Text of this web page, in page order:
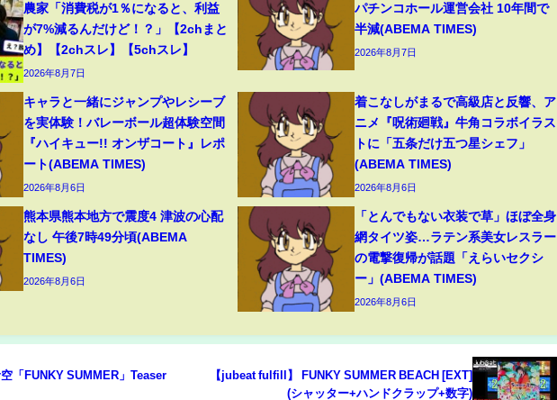
農家「消費税が1％になると、利益
が7%減るんだけど！？」【2chまと
め】【2chスレ】【5chスレ】
2026年8月7日
パチンコホール運営会社 10年間で
半減(ABEMA TIMES)
2026年8月7日
キャラと一緒にジャンプやレシーブ
を実体験！バレーボール超体験空間
『ハイキュー!! オンザコート』レポ
ート(ABEMA TIMES)
2026年8月6日
着こなしがまるで高級店と反響、ア
ニメ『呪術廻戦』牛角コラボイラス
トに「五条だけ五つ星シェフ」
(ABEMA TIMES)
2026年8月6日
熊本県熊本地方で震度4 津波の心配
なし 午後7時49分頃(ABEMA
TIMES)
2026年8月6日
「とんでもない衣装で草」ほぼ全身
網タイツ姿…ラテン系美女レスラー
の電撃復帰が話題「えらいセクシ
ー」(ABEMA TIMES)
2026年8月6日
「FUNKY SUMMER」Teaser
【jubeat fulfill】 FUNKY SUMMER BEACH [EXT]
(シャッター+ハンドクラップ+数字)